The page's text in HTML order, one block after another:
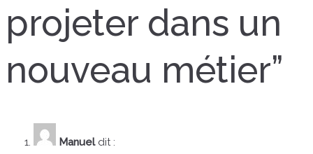
projeter dans un
nouveau métier”
Manuel dit :